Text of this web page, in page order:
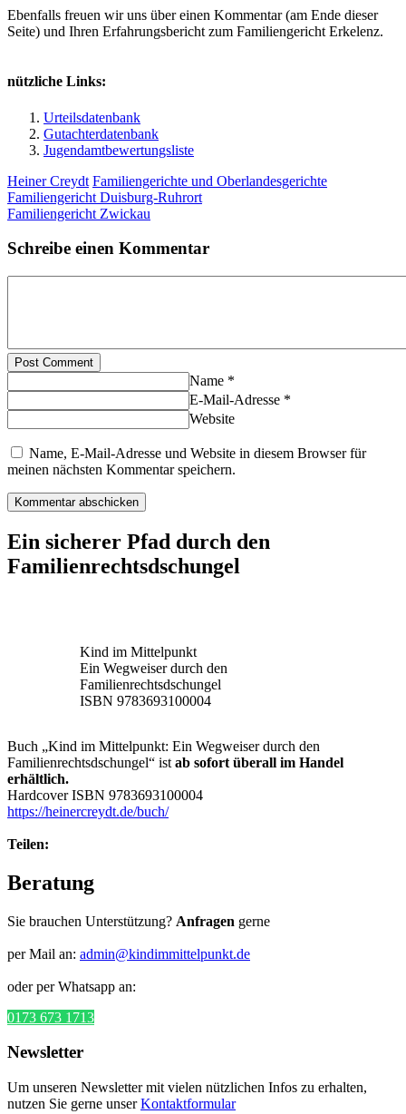
Ebenfalls freuen wir uns über einen Kommentar (am Ende dieser
Seite) und Ihren Erfahrungsbericht zum Familiengericht Erkelenz.
nützliche Links:
Urteilsdatenbank
Gutachterdatenbank
Jugendamtbewertungsliste
Heiner Creydt Familiengerichte und Oberlandesgerichte
Familiengericht Duisburg-Ruhrort
Familiengericht Zwickau
Schreibe einen Kommentar
Post Comment
Name *
E-Mail-Adresse *
Website
Name, E-Mail-Adresse und Website in diesem Browser für
meinen nächsten Kommentar speichern.
Ein sicherer Pfad durch den
Familienrechtsdschungel
Kind im Mittelpunkt
Ein Wegweiser durch den
Familienrechtsdschungel
ISBN 9783693100004
Buch „Kind im Mittelpunkt: Ein Wegweiser durch den
Familienrechtsdschungel“ ist ab sofort überall im Handel
erhältlich.
Hardcover ISBN 9783693100004
https://heinercreydt.de/buch/
Teilen:
Beratung
Sie brauchen Unterstützung? Anfragen gerne
per Mail an: admin@kindimmittelpunkt.de
oder per Whatsapp an:
0173 673 1713
Newsletter
Um unseren Newsletter mit vielen nützlichen Infos zu erhalten,
nutzen Sie gerne unserKontaktformular